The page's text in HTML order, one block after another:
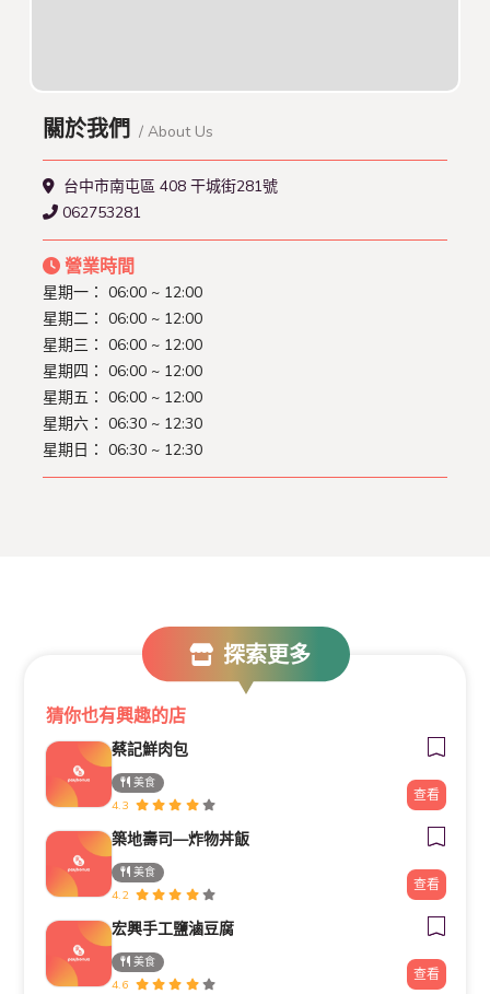
關於我們 / About Us
台中市南屯區 408 干城街281號
062753281
營業時間
星期一： 06:00 ~ 12:00
星期二： 06:00 ~ 12:00
星期三： 06:00 ~ 12:00
星期四： 06:00 ~ 12:00
星期五： 06:00 ~ 12:00
星期六： 06:30 ~ 12:30
星期日： 06:30 ~ 12:30
探索更多
猜你也有興趣的店
蔡記鮮肉包
美食
4.3
查看
築地壽司—炸物丼飯
美食
4.2
查看
宏興手工鹽滷豆腐
美食
4.6
查看